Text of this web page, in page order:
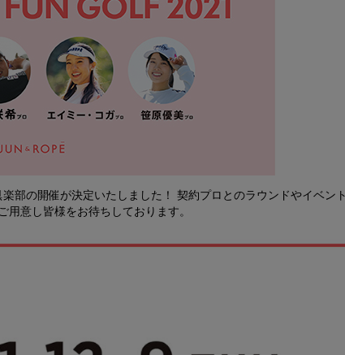
楽部の開催が決定いたしました！ 契約プロとのラウンドやイベン
意し皆様をお待ちしております。